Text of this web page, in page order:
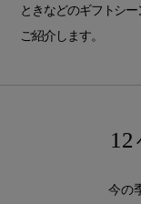
ときなどのギフトシ
ご紹介します。
今の